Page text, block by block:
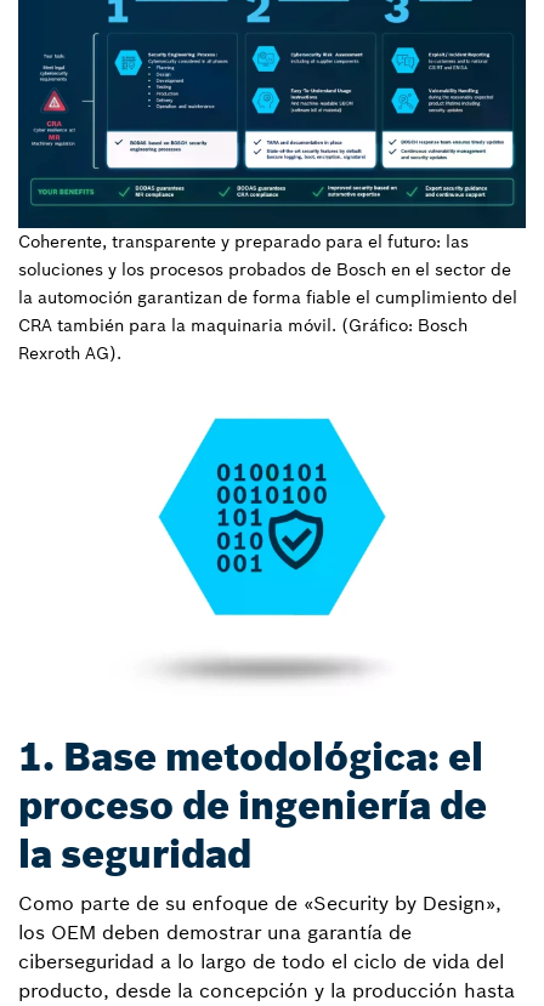
Coherente, transparente y preparado para el futuro: las
soluciones y los procesos probados de Bosch en el sector de
la automoción garantizan de forma fiable el cumplimiento del
CRA también para la maquinaria móvil. (Gráfico: Bosch
Rexroth AG).
1. Base metodológica: el
proceso de ingeniería de
la seguridad
Como parte de su enfoque de «Security by Design»,
los OEM deben demostrar una garantía de
ciberseguridad a lo largo de todo el ciclo de vida del
producto, desde la concepción y la producción hasta